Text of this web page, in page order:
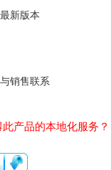
新版本
销售联系
产品的本地化服务？